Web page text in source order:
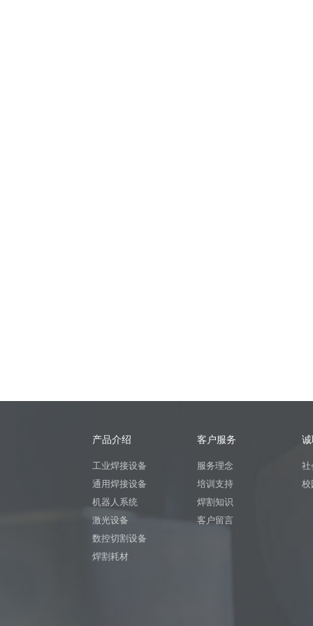
产品介绍
工业焊接设备
通用焊接设备
机器人系统
激光设备
数控切割设备
焊割耗材
客户服务
服务理念
培训支持
焊割知识
客户留言
社
校